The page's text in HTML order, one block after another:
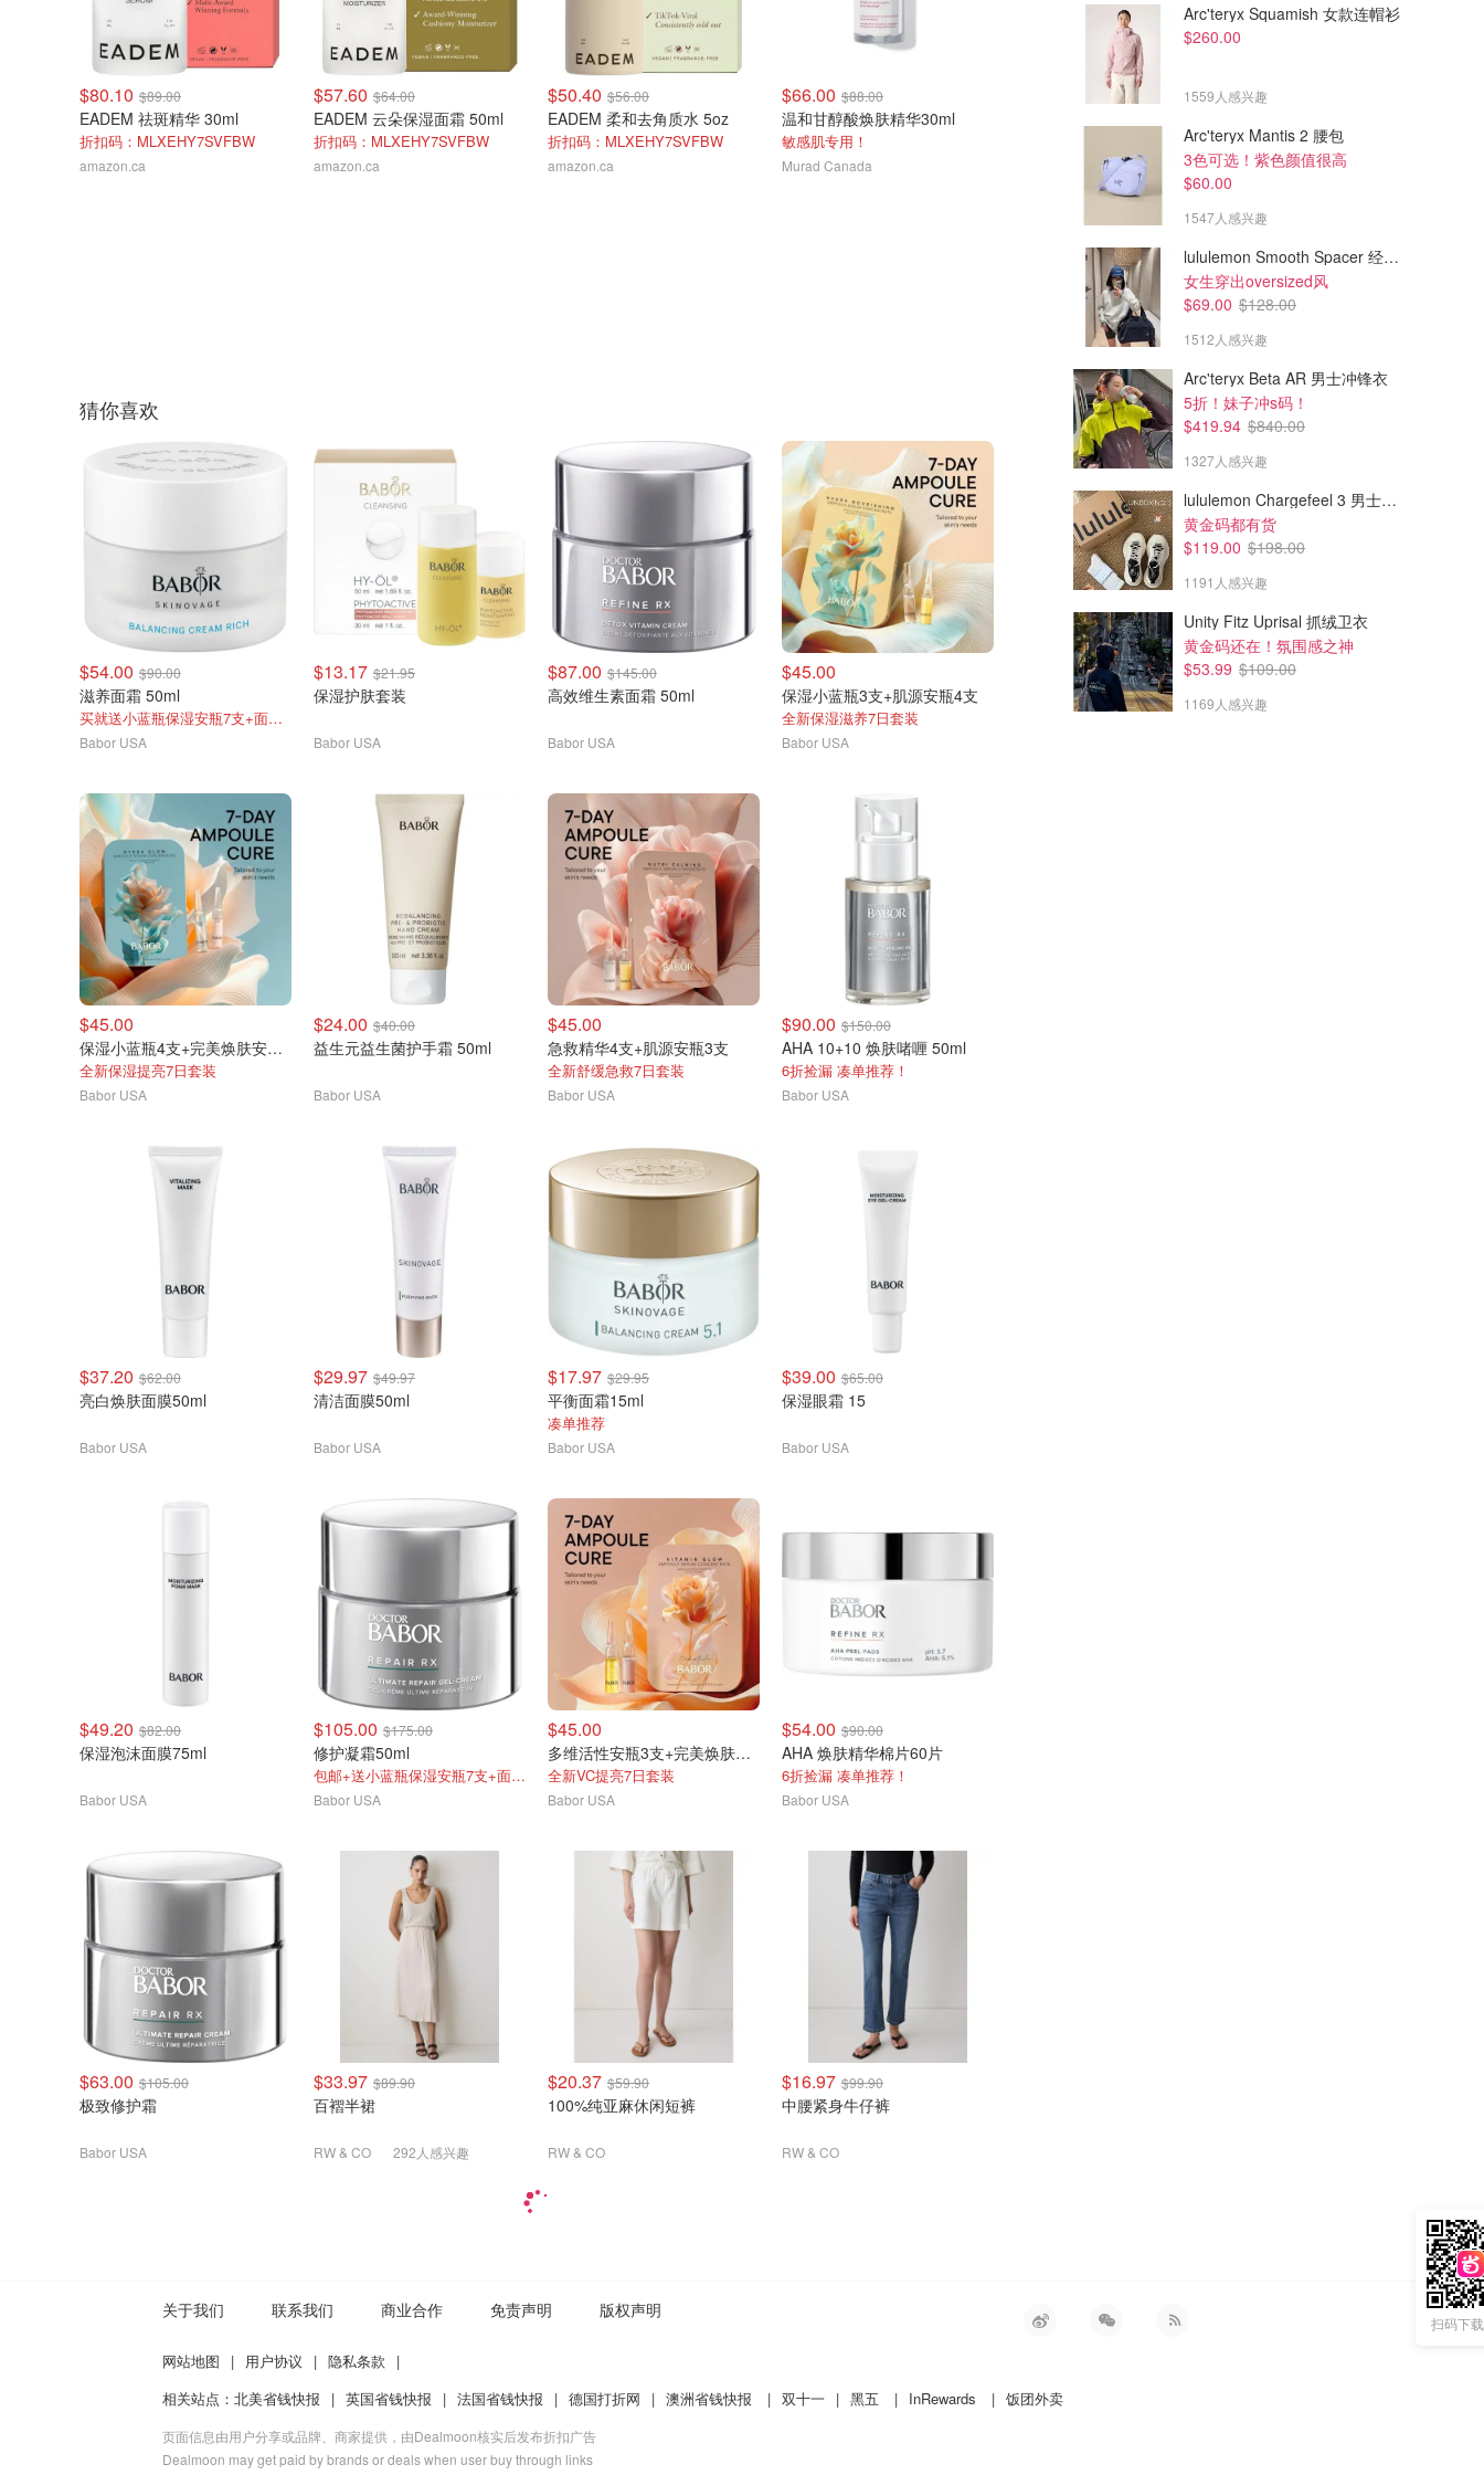
$80.10 $89.00
EADEM 祛斑精华 30ml
折扣码：MLXEHY7SVFBW
amazon.ca
$57.60 $64.00
EADEM 云朵保湿面霜 50ml
折扣码：MLXEHY7SVFBW
amazon.ca
$50.40 $56.00
EADEM 柔和去角质水 5oz
折扣码：MLXEHY7SVFBW
amazon.ca
$66.00 $88.00
温和甘醇酸焕肤精华30ml
敏感肌专用！
Murad Canada
$121.00
高效吸收焕亮肌肤 套装+这只刚好包邮+送礼
Murad Canada
$77.25
一瓶淡纹 +修护+紧致
Murad Canada
猜你喜欢
$54.00 $90.00
滋养面霜 50ml
买就送小蓝瓶保湿安瓶7支+面膜1片
Babor USA
$13.17 $21.95
保湿护肤套装
Babor USA
$87.00 $145.00
高效维生素面霜 50ml
Babor USA
$45.00
保湿小蓝瓶3支+肌源安瓶4支
全新保湿滋养7日套装
Babor USA
$45.00
保湿小蓝瓶4支+完美焕肤安瓶4支
全新保湿提亮7日套装
Babor USA
$24.00 $40.00
益生元益生菌护手霜 50ml
Babor USA
$45.00
急救精华4支+肌源安瓶3支
全新舒缓急救7日套装
Babor USA
$90.00 $150.00
AHA 10+10 焕肤啫喱 50ml
6折捡漏 凑单推荐！
Babor USA
$37.20 $62.00
亮白焕肤面膜50ml
Babor USA
$29.97 $49.97
清洁面膜50ml
Babor USA
$17.97 $29.95
平衡面霜15ml
凑单推荐
Babor USA
$39.00 $65.00
保湿眼霜 15
Babor USA
$49.20 $82.00
保湿泡沫面膜75ml
Babor USA
$105.00 $175.00
修护凝霜50ml
包邮+送小蓝瓶保湿安瓶7支+面膜1片
Babor USA
$45.00
多维活性安瓶3支+完美焕肤安瓶4支
全新VC提亮7日套装
Babor USA
$54.00 $90.00
AHA 焕肤精华棉片60片
6折捡漏 凑单推荐！
Babor USA
$63.00 $105.00
极致修护霜
Babor USA
$33.97 $89.90
百褶半裙
RW & CO 292人感兴趣
$20.37 $59.90
100%纯亚麻休闲短裤
RW & CO
$16.97 $99.90
中腰紧身牛仔裤
RW & CO
Arc'teryx Squamish 女款连帽衫
$260.00
1559人感兴趣
Arc'teryx Mantis 2 腰包
3色可选！紫色颜值很高
$60.00
1547人感兴趣
lululemon Smooth Spacer 经典卫衣
女生穿出oversized风
$69.00 $128.00
1512人感兴趣
Arc'teryx Beta AR 男士冲锋衣
5折！妹子冲s码！
$419.94 $840.00
1327人感兴趣
lululemon Chargefeel 3 男士运动鞋
黄金码都有货
$119.00 $198.00
1191人感兴趣
Unity Fitz Uprisal 抓绒卫衣
黄金码还在！氛围感之神
$53.99 $109.00
1169人感兴趣
扫码下
关于我们 联系我们 商业合作 免责声明 版权声明
网站地图 | 用户协议 | 隐私条款
|
相关站点： 北美省钱快报 | 英国省钱快报 | 法国省钱快报 | 德国打折网 | 澳洲省钱快报 | 双十一 | 黑五 | InRewards | 饭团外卖
页面信息由用户分享或品牌、商家提供，由Dealmoon核实后发布折扣广告
Dealmoon may get paid by brands or deals when user buy through links